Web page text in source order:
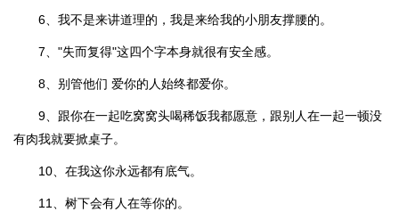
6、我不是来讲道理的，我是来给我的小朋友撑腰的。
7、"失而复得"这四个字本身就很有安全感。
8、别管他们 爱你的人始终都爱你。
9、跟你在一起吃窝窝头喝稀饭我都愿意，跟别人在一起一顿没
有肉我就要掀桌子。
10、在我这你永远都有底气。
11、树下会有人在等你的。